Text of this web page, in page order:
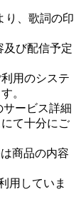
り、歌詞の印
及び配信予定
用のシステ
。
サービス詳細
て十分にご
商品の内容
用していま